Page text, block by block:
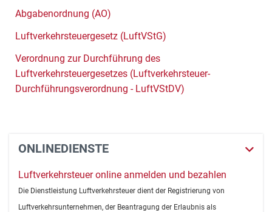
Abgabenordnung (AO)
Luftverkehrsteuergesetz (LuftVStG)
Verordnung zur Durchführung des
Luftverkehrsteuergesetzes (Luftverkehrsteuer-
Durchführungsverordnung - LuftVStDV)
ONLINEDIENSTE
Luftverkehrsteuer online anmelden und bezahlen
Die Dienstleistung Luftverkehrsteuer dient der Registrierung von
Luftverkehrsunternehmen, der Beantragung der Erlaubnis als